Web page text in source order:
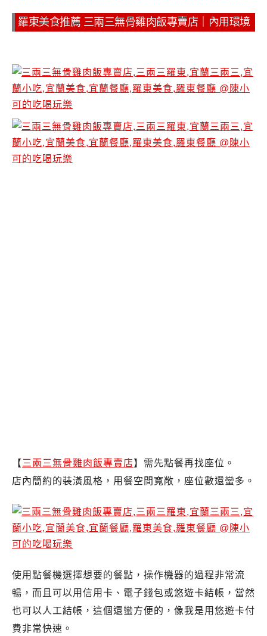
羅東美食推薦 三兩三無骨雞肉飯專賣店｜內用環境
【 三兩三無骨雞肉飯專賣店】需先點餐再找座位。
店內簡約的裝潢風格，用餐空間寬敞，座位數還蠻多。
使用點餐機選擇想要的餐點，操作機器的過程非常流
暢，而且可以用信用卡、電子錢包或悠遊卡結帳，當然
也可以人工結帳，這個還蠻方便的，像我是用悠遊卡付
費非常快速。